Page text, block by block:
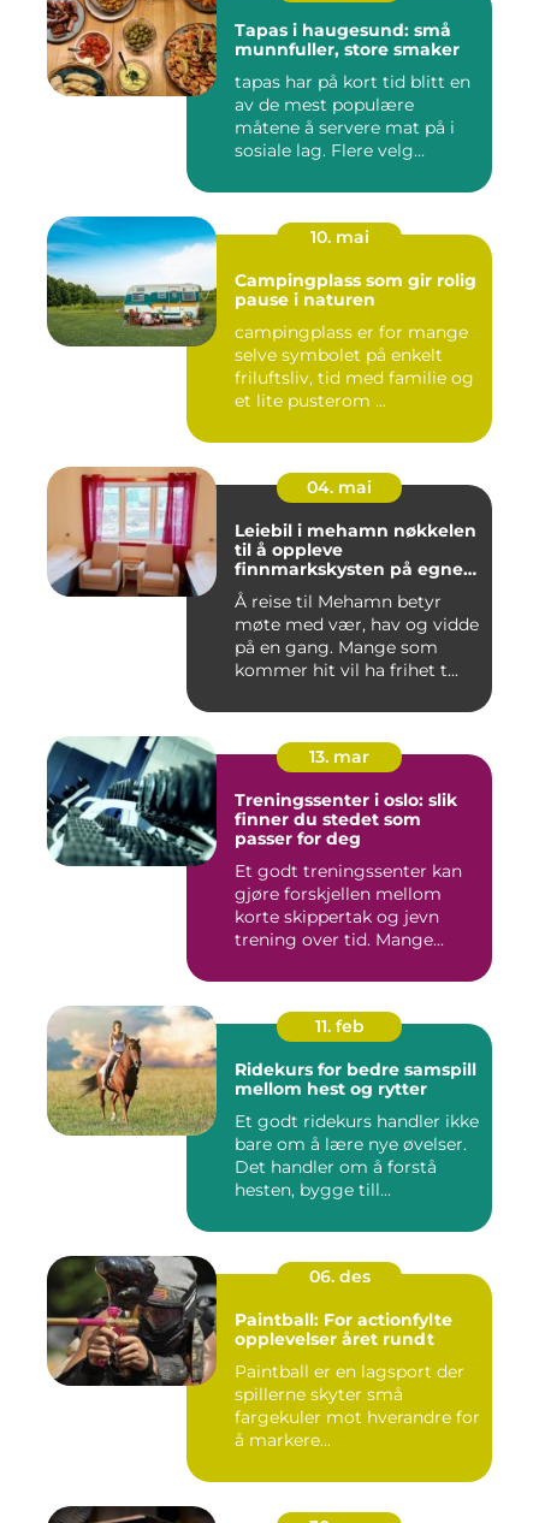
Tapas i haugesund: små
munnfuller, store smaker
tapas har på kort tid blitt en
av de mest populære
måtene å servere mat på i
sosiale lag. Flere velg...
10. mai
Campingplass som gir rolig
pause i naturen
campingplass er for mange
selve symbolet på enkelt
friluftsliv, tid med familie og
et lite pusterom ...
04. mai
Leiebil i mehamn nøkkelen
til å oppleve
finnmarkskysten på egne
premisser
Å reise til Mehamn betyr
møte med vær, hav og vidde
på en gang. Mange som
kommer hit vil ha frihet t...
13. mar
Treningssenter i oslo: slik
finner du stedet som
passer for deg
Et godt treningssenter kan
gjøre forskjellen mellom
korte skippertak og jevn
trening over tid. Mange...
11. feb
Ridekurs for bedre samspill
mellom hest og rytter
Et godt ridekurs handler ikke
bare om å lære nye øvelser.
Det handler om å forstå
hesten, bygge till...
06. des
Paintball: For actionfylte
opplevelser året rundt
Paintball er en lagsport der
spillerne skyter små
fargekuler mot hverandre for
å markere...